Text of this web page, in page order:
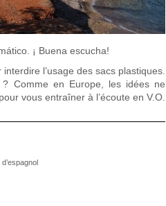
¡ Buena escucha!
l’usage des sacs plastiques.
Comme en Europe, les idées ne
vous entraîner à l’écoute en V.O.